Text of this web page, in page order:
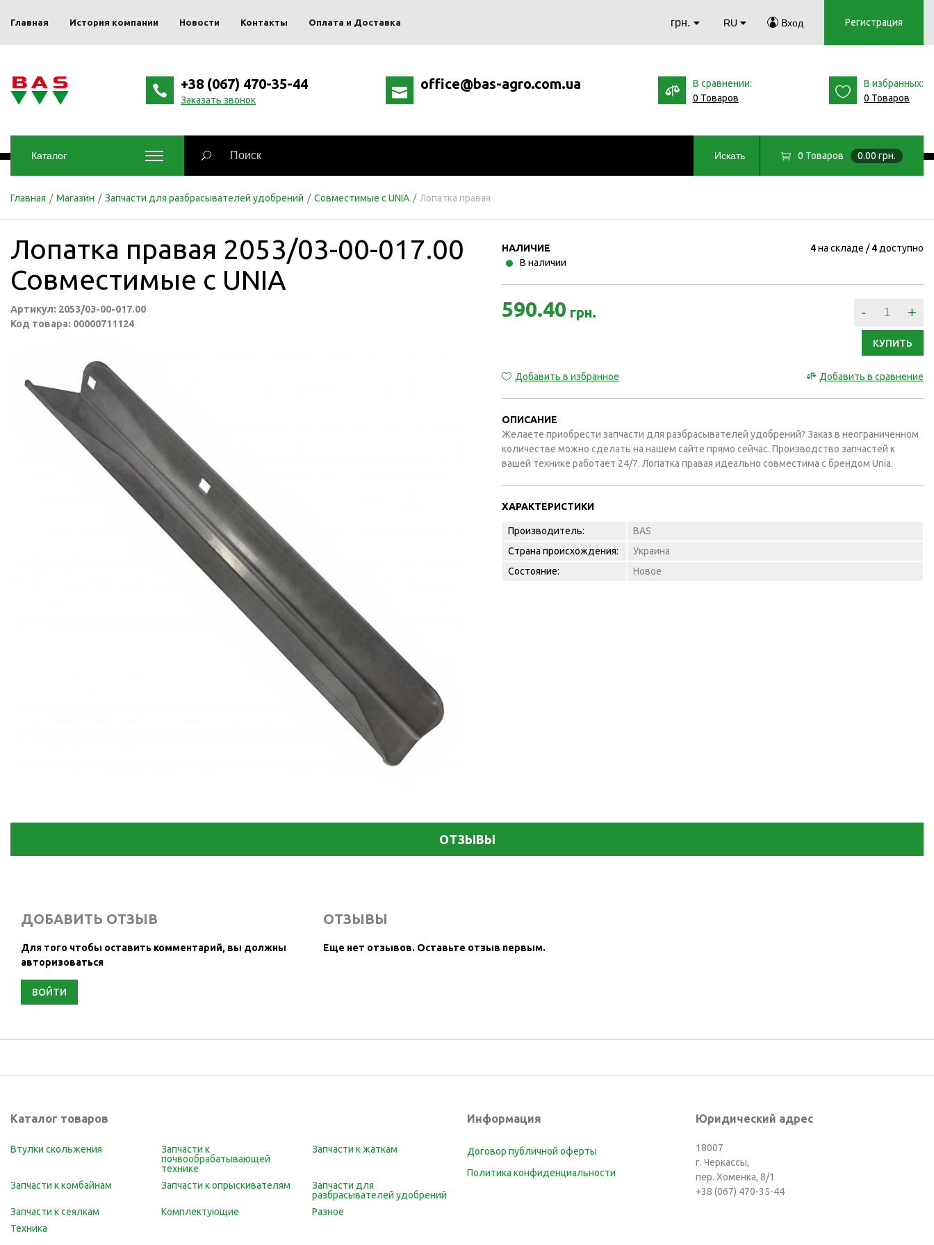
Главная История компании Новости Контакты Оплата и Доставка грн. RU Вход Регистрация
+38 (067) 470-35-44
Заказать звонок
office@bas-agro.com.ua
В сравнении:
0 Товаров
В избранных:
0 Товаров
Каталог Искать 0 Товаров 0.00 грн.
Главная / Магазин / Запчасти для разбрасывателей удобрений / Совместимые с UNIA / Лопатка правая
Лопатка правая 2053/03-00-017.00
Совместимые с UNIA
Артикул: 2053/03-00-017.00
Код товара: 00000711124
НАЛИЧИЕ
В наличии
4на складе 4 доступно
590.40 грн. - +
КУПИТЬ
Добавить в избранное Добавить в сравнение
ОПИСАНИЕ
Желаете приобрести запчасти для разбрасывателей удобрений? Заказ в неограниченном
количестве можно сделать на нашем сайте прямо сейчас. Производство запчастей к
вашей технике работает 24/7. Лопатка правая идеально совместима с брендом Unia.
ХАРАКТЕРИСТИКИ
Производитель:
BAS
Страна происхождения:
Украина
Состояние:
Новое
ОТЗЫВЫ
ДОБАВИТЬ ОТЗЫВ
Для того чтобы оставить комментарий, вы должны
авторизоваться
ВОЙТИ
ОТЗЫВЫ
Еще нет отзывов. Оставьте отзыв первым.
Каталог товаров
Втулки скольжения
Запчасти к
почвообрабатывающей
технике
Запчасти к жаткам
Запчасти к комбайнам Запчасти к опрыскивателям
Запчасти для
разбрасывателей удобрений
Запчасти к сеялкам
Комплектующие
Разное
Техника
Информация
Договор публичной оферты
Политика конфиденциальности
Юридический адрес
18007
г. Черкассы,
пер. Хоменка, 8/1
+38 (067) 470-35-44